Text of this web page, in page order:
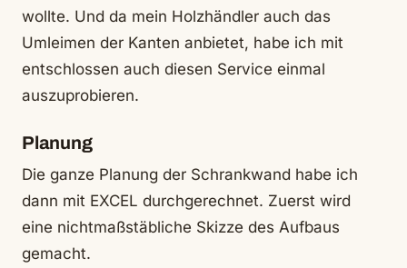
wollte. Und da mein Holzhändler auch das
Umleimen der Kanten anbietet, habe ich mit
entschlossen auch diesen Service einmal
auszuprobieren.
Planung
Die ganze Planung der Schrankwand habe ich
dann mit EXCEL durchgerechnet. Zuerst wird
eine nichtmaßstäbliche Skizze des Aufbaus
gemacht.